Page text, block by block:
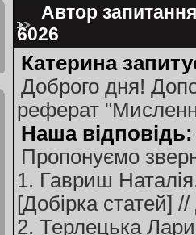
Автор
6026
Катерина
Доброго дня!
реферат
Наша відповідь:
Пропонуємо
1. Гавриш
[Добірка статей]
2. Терлецька